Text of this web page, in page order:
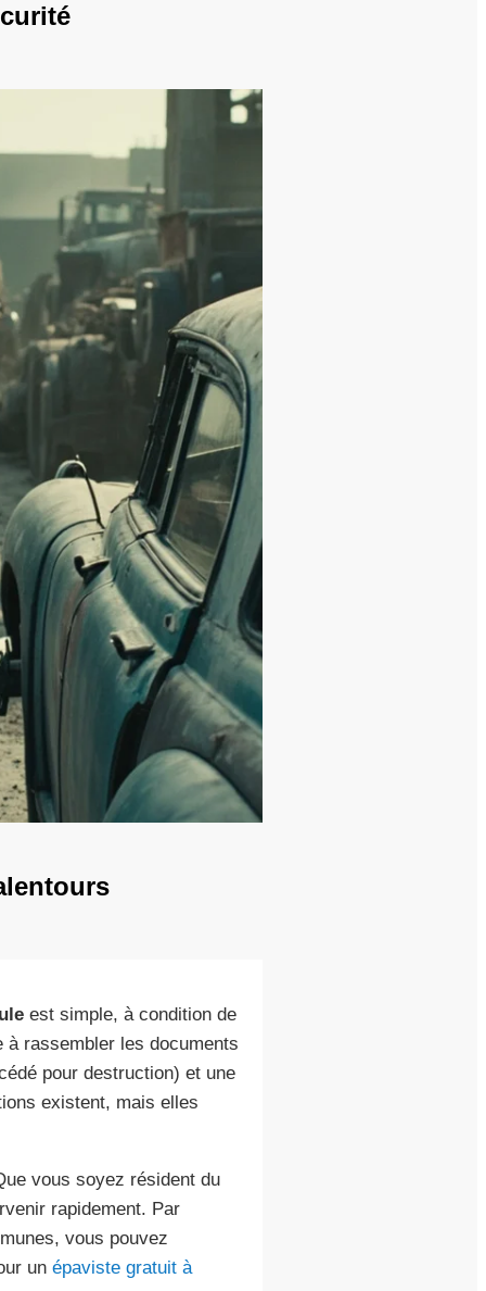
est simple, à condition de
à rassembler les documents
pour destruction) et une
existent, mais elles
vous soyez résident du
rapidement. Par
vous pouvez
un épaviste gratuit à